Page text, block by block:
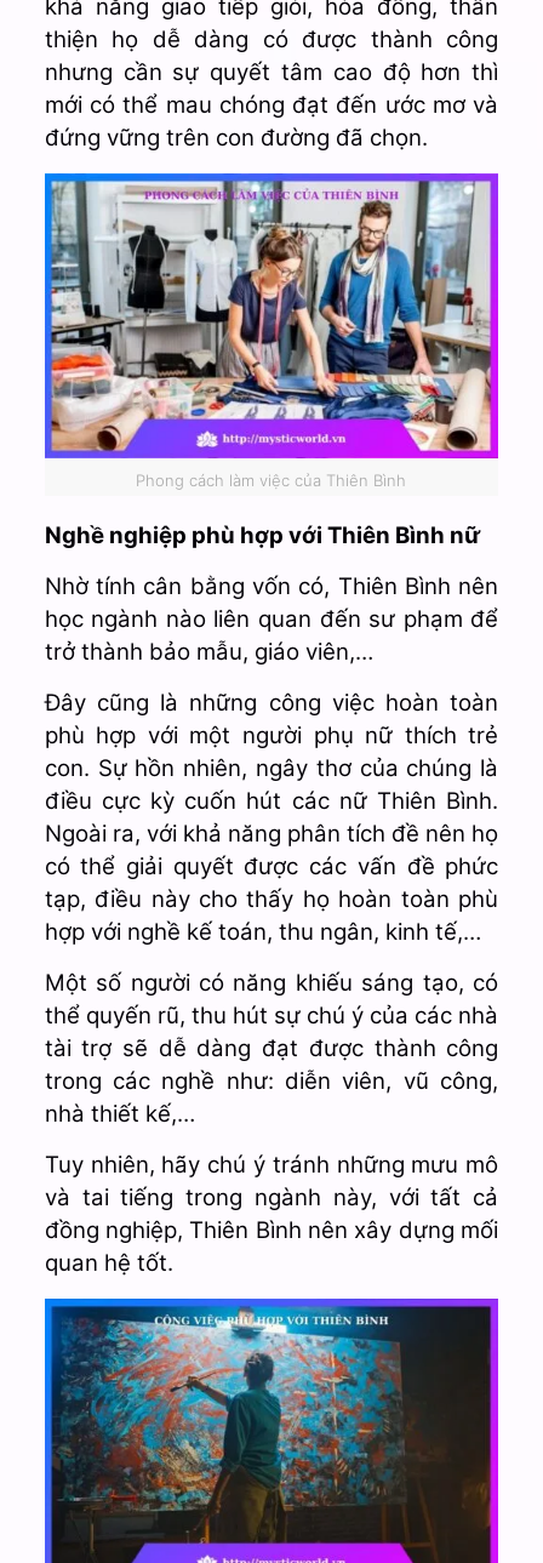
khả năng giao tiếp giỏi, hòa đồng, thân
thiện họ dễ dàng có được thành công
nhưng cần sự quyết tâm cao độ hơn thì
mới có thể mau chóng đạt đến ước mơ và
đứng vững trên con đường đã chọn.
Phong cách làm việc của Thiên Bình
Nghề nghiệp phù hợp với Thiên Bình nữ
Nhờ tính cân bằng vốn có, Thiên Bình nên
học ngành nào liên quan đến sư phạm để
trở thành bảo mẫu, giáo viên,…
Đây cũng là những công việc hoàn toàn
phù hợp với một người phụ nữ thích trẻ
con. Sự hồn nhiên, ngây thơ của chúng là
điều cực kỳ cuốn hút các nữ Thiên Bình.
Ngoài ra, với khả năng phân tích đề nên họ
có thể giải quyết được các vấn đề phức
tạp, điều này cho thấy họ hoàn toàn phù
hợp với nghề kế toán, thu ngân, kinh tế,…
Một số người có năng khiếu sáng tạo, có
thể quyến rũ, thu hút sự chú ý của các nhà
tài trợ sẽ dễ dàng đạt được thành công
trong các nghề như: diễn viên, vũ công,
nhà thiết kế,…
Tuy nhiên, hãy chú ý tránh những mưu mô
và tai tiếng trong ngành này, với tất cả
đồng nghiệp, Thiên Bình nên xây dựng mối
quan hệ tốt.